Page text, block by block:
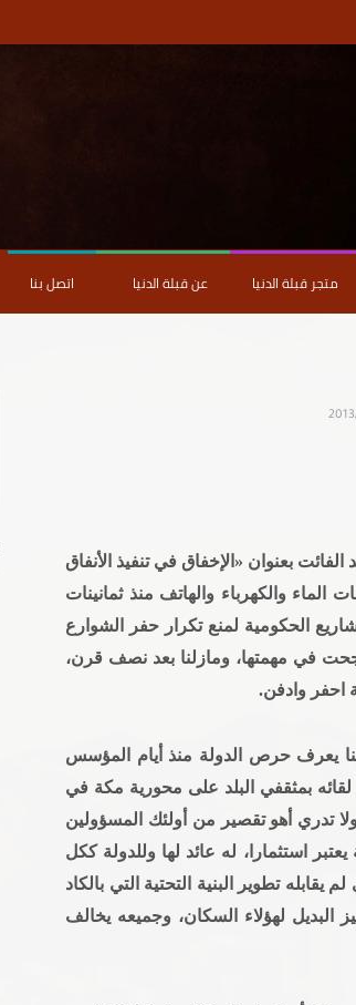
متجر قبلة الدنيا عن قبلة الدنيا اتصل بنا
بعنوان «الإخفاق في تنفيذ الأنفاق
والكهرباء والهاتف منذ ثمانينات
الحكومية لمنع تكرار حفر الشوارع
نجحت في مهمتها، ومازلنا بعد نصف قرن،
احفر وادفن.
يعرف حرص الدولة منذ أيام المؤسس
بمثقفي البلد على محورية مكة في
تدري أهو تقصير من أولئك المسؤولين
استثمارا، له عائد لها وللدولة ككل
يقابله تطوير البنية التحتية التي بالكاد
البديل لهؤلاء السكان، وجميعه يخالف